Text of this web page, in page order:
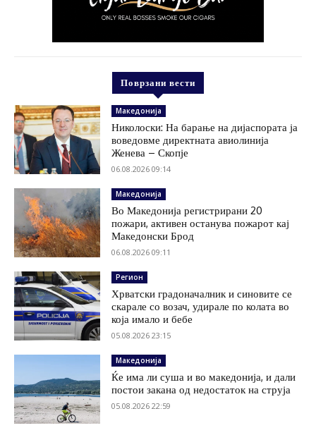
Поврзани вести
Македонија
Николоски: На барање на дијаспората ја
воведовме директната авиолинија
Женева – Скопје
06.08.2026 09:14
Македонија
Во Македонија регистрирани 20
пожари, активен останува пожарот кај
Македонски Брод
06.08.2026 09:11
Регион
Хрватски градоначалник и синовите се
скарале со возач, удирале по колата во
која имало и бебе
05.08.2026 23:15
Македонија
Ќе има ли суша и во македонија, и дали
постои закана од недостаток на струја
05.08.2026 22:59